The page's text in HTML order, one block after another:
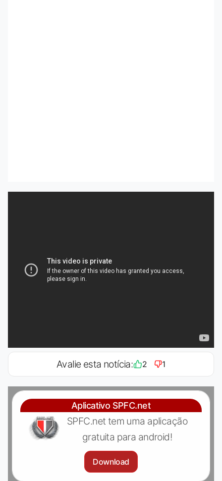
Avalie esta notícia: 2 1
Aplicativo SPFC.net
SPFC.net tem uma aplicação
gratuita para android!
Download